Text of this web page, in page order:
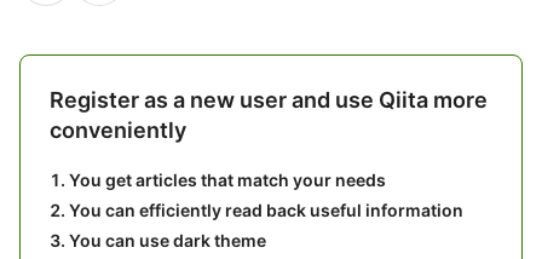
Register as a new user and use Qiita more
conveniently
You get articles that match your needs
You can efficiently read back useful information
You can use dark theme